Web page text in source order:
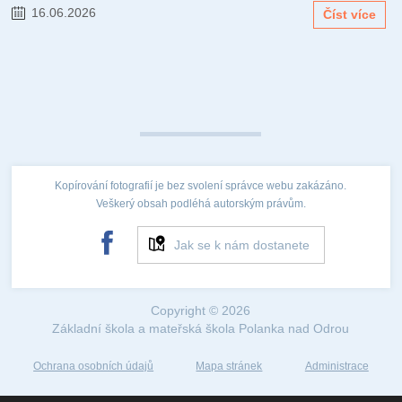
16.06.2026 Číst více
Kopírování fotografií je bez svolení správce webu zakázáno.
Veškerý obsah podléhá autorským právům.
Jak se k nám dostanete
Copyright © 2026
Základní škola a mateřská škola Polanka nad Odrou
Ochrana osobních údajů Mapa stránek Administrace